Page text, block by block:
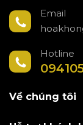
Email
Hotline
Về chúng tôi